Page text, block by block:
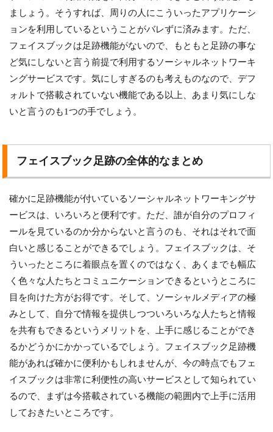
ましょう。そうすれば、周りの人にこういったアプリケーシ
ョンを利用しているということがバレずに済みます。ただ、
フェイスブックは足跡機能がないので、もともと足跡の事な
ど気にしないと言う前提で利用するソーシャルネットワーキ
ングサービスです。気にしすぎるのも考えものなので、デフ
ォルトで搭載されていない機能である以上、あまり気にしな
いと言うのも1つの手でしょう。
フェイスブック足跡の全体的なまとめ
確かに足跡機能が付いているソーシャルネットワーキングサ
ービスは、いろいろと便利です。ただ、誰が自分のプロフィ
ールを見ているのか分からないと言うのも、それはそれで面
白いと感じることができるでしょう。フェイスブックは、そ
ういったところに着眼点を置くのではなく、あくまでも幅広
く色々な人たちとコミュニケーションできるというところに
目を向けた方がお得です。そして、ソーシャルメディアの極
みとして、自分で情報を提供しつついろいろな人たちと情報
を共有もできるというメリットを、上手に感じることができ
るかどうかにかかっているでしょう。フェイスブック足跡機
能があれば確かに便利かもしれませんが、今の時点でもフェ
イスブックは非常に利便性の高いサービスとして知られてい
るので、まずは今搭載されている機能の範囲内で上手に活用
しておきたいところです。